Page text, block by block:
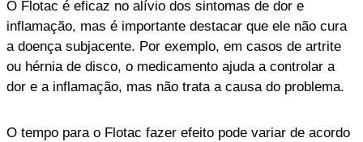
O Flotac é eficaz no alívio dos sintomas de dor e
inflamação, mas é importante destacar que ele não cura
a doença subjacente. Por exemplo, em casos de artrite
ou hérnia de disco, o medicamento ajuda a controlar a
dor e a inflamação, mas não trata a causa do problema.
O tempo para o Flotac fazer efeito pode variar de acordo